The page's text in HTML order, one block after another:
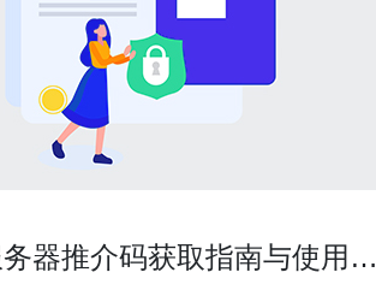
器推介码获取指南与使用技